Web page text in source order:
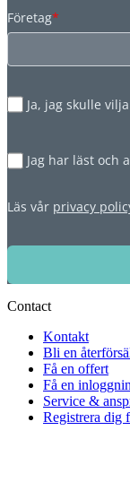
Företag*
Ja, jag skulle
Jag har läst och
Läs vår privacy
Contact
Kontakt
Bli en
Få en offert
Få en
Service &
Registrera dig